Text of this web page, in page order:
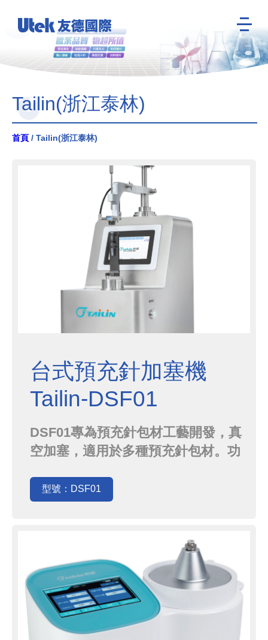
Tailin(浙江泰林)
首頁 / Tailin(浙江泰林)
台式預充針加塞機
Tailin-DSF01
DSF01專為預充針包材工藝開發，真
空加塞，適用於多種預充針包材。功
交替，能選用不同配方使用和儲存，
操作方便(2) 審計追蹤 / 批次記錄 / 電
監督管理局(FDA)制定的21 CFR
PART1...
型號：DSF01